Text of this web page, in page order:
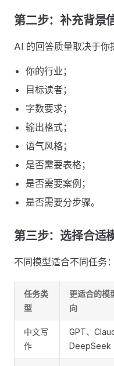
第二步：补充背景
AI 的回答质量取决于你
你的行业；
目标读者；
字数要求；
输出格式；
语气风格；
是否需要表格；
是否需要案例；
是否需要分步骤。
第三步：选择合适
不同模型适合不同任务：
任务类
型
更适合的模
向
中文写
作
GPT、
DeepSeek